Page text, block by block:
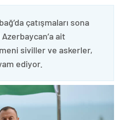
çatışmaları sona
ait
siviller ve askerler,
ediyor.